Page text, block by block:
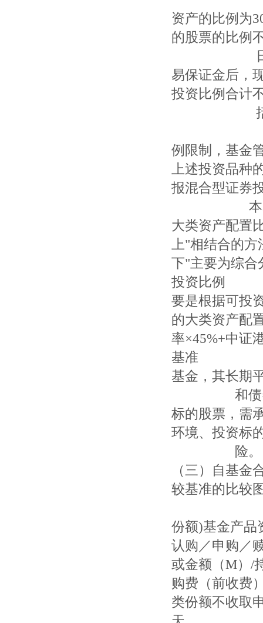
资产的比
的股票的比例
日日终在
易保证金后
投资比例合计
括结算备
例限制，基
上述投
报混合型证券
本基金为
大类资产配
上"相结合的
下"主要为综合
投资比例 限
要是根据可
的大类资产
率×45%+中证
基准 指
基金，其长期
和债券型基
标的股票，
环境、投资标
险。 （二
（三）自基金
较基准的比较
份额)基金产品
认购／申购
或金额（M
购
类份额不